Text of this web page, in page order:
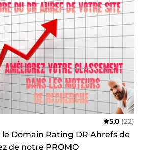
5,0 (22)
Domain Rating DR Ahrefs de
de notre PROMO